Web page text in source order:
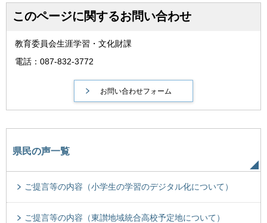
このページに関するお問い合わせ
教育委員会生涯学習・文化財課
電話：087-832-3772
県民の声一覧
ご提言等の内容（小学生の学習のデジタル化について）
ご提言等の内容（東讃地域統合高校予定地について）